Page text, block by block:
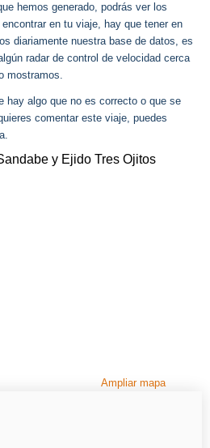
hemos generado, podrás ver los
en tu viaje, hay que tener en
diariamente nuestra base de datos, es
radar de control de velocidad cerca
mostramos.
hay algo que no es correcto o que se
comentar este viaje, puedes
y Ejido Tres Ojitos
Ampliar mapa